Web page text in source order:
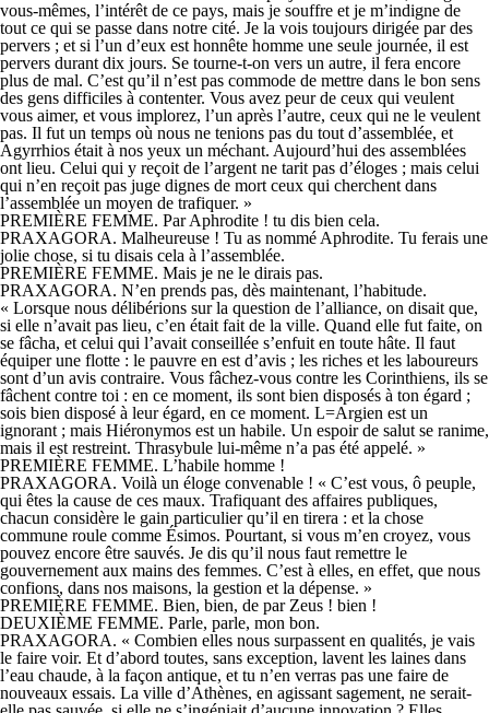
vous-mêmes, l’intérêt de ce pays, mais je souffre et je m’indigne de
tout ce qui se passe dans notre cité. Je la vois toujours dirigée par des
pervers ; et si l’un d’eux est honnête homme une seule journée, il est
pervers durant dix jours. Se tourne-t-on vers un autre, il fera encore
plus de mal. C’est qu’il n’est pas commode de mettre dans le bon sens
des gens difficiles à contenter. Vous avez peur de ceux qui veulent
vous aimer, et vous implorez, l’un après l’autre, ceux qui ne le veulent
pas. Il fut un temps où nous ne tenions pas du tout d’assemblée, et
Agyrrhios était à nos yeux un méchant. Aujourd’hui des assemblées
ont lieu. Celui qui y reçoit de l’argent ne tarit pas d’éloges ; mais celui
qui n’en reçoit pas juge dignes de mort ceux qui cherchent dans
l’assemblée un moyen de trafiquer. »
PREMIÈRE FEMME. Par Aphrodite ! tu dis bien cela.
PRAXAGORA. Malheureuse ! Tu as nommé Aphrodite. Tu ferais une
jolie chose, si tu disais cela à l’assemblée.
PREMIÈRE FEMME. Mais je ne le dirais pas.
PRAXAGORA. N’en prends pas, dès maintenant, l’habitude.
« Lorsque nous délibérions sur la question de l’alliance, on disait que,
si elle n’avait pas lieu, c’en était fait de la ville. Quand elle fut faite, on
se fâcha, et celui qui l’avait conseillée s’enfuit en toute hâte. Il faut
équiper une flotte : le pauvre en est d’avis ; les riches et les laboureurs
sont d’un avis contraire. Vous fâchez-vous contre les Corinthiens, ils se
fâchent contre toi : en ce moment, ils sont bien disposés à ton égard ;
sois bien disposé à leur égard, en ce moment. L=Argien est un
ignorant ; mais Hiéronymos est un habile. Un espoir de salut se ranime,
mais il est restreint. Thrasybule lui-même n’a pas été appelé. »
PREMIÈRE FEMME. L’habile homme !
PRAXAGORA. Voilà un éloge convenable ! « C’est vous, ô peuple,
qui êtes la cause de ces maux. Trafiquant des affaires publiques,
chacun considère le gain particulier qu’il en tirera : et la chose
commune roule comme Ésimos. Pourtant, si vous m’en croyez, vous
pouvez encore être sauvés. Je dis qu’il nous faut remettre le
gouvernement aux mains des femmes. C’est à elles, en effet, que nous
confions, dans nos maisons, la gestion et la dépense. »
PREMIÈRE FEMME. Bien, bien, de par Zeus ! bien !
DEUXIÈME FEMME. Parle, parle, mon bon.
PRAXAGORA. « Combien elles nous surpassent en qualités, je vais
le faire voir. Et d’abord toutes, sans exception, lavent les laines dans
l’eau chaude, à la façon antique, et tu n’en verras pas une faire de
nouveaux essais. La ville d’Athènes, en agissant sagement, ne serait-